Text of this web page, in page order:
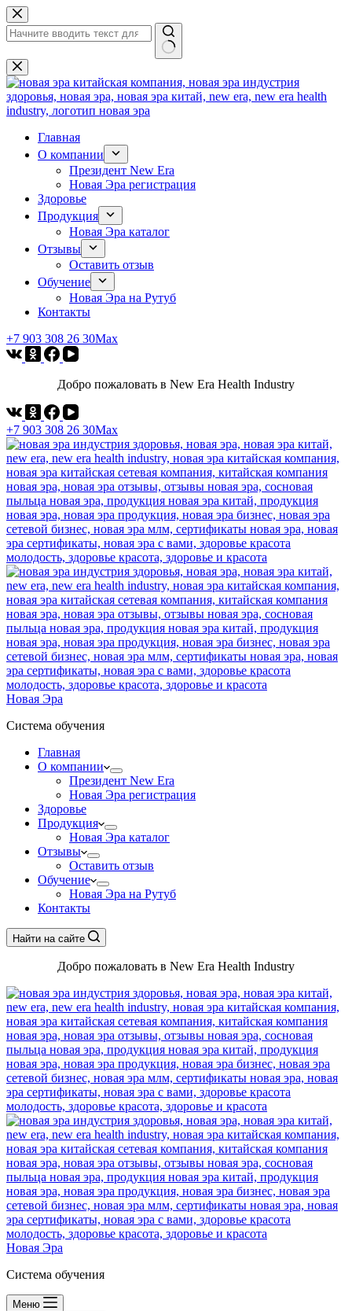
Перейти
к
сути
Ничего
не
найдено
Главная
О компании
Президент New Era
Новая Эра регистрация
Здоровье
Продукция
Новая Эра каталог
Отзывы
Оставить отзыв
Обучение
Новая Эра на Рутуб
Контакты
+7 903 308 26 30Max
Добро пожаловать в New Era Health Industry
+7 903 308 26 30Max
Новая Эра
Система обучения
Главная
О компании
Президент New Era
Новая Эра регистрация
Здоровье
Продукция
Новая Эра каталог
Отзывы
Оставить отзыв
Обучение
Новая Эра на Рутуб
Контакты
Найти на сайте
Добро пожаловать в New Era Health Industry
Новая Эра
Система обучения
Меню